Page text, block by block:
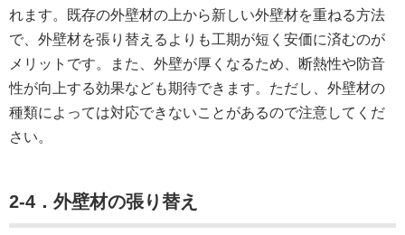
れます。既存の外壁材の上から新しい外壁材を重ねる方法
で、外壁材を張り替えるよりも工期が短く安価に済むのが
メリットです。また、外壁が厚くなるため、断熱性や防音
性が向上する効果なども期待できます。ただし、外壁材の
種類によっては対応できないことがあるので注意してくだ
さい。
2-4．外壁材の張り替え